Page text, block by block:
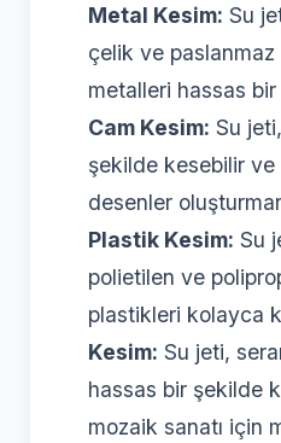
Metal Kesim: Su
çelik ve
metalleri hassas
Cam Kesim: Su
şekilde kesebilir ve
desenler
Plastik Kesim: Su
polietilen ve
plastikleri kolayca
Kesim: Su jeti,
hassas bir şekilde
mozaik sanatı için